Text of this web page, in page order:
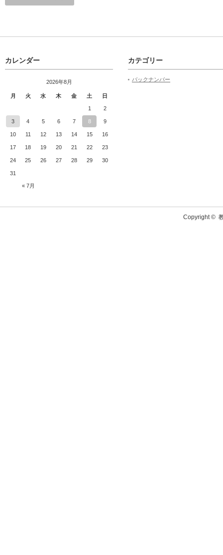
カレンダー
2026年8月
月 火 水 木 金 土 日
« 7月
1 2
3 4 5 6 7 8 9
10 11 12 13 14 15 16
17 18 19 20 21 22 23
24 25 26 27 28 29 30
31
カテゴリー
バックナンバー
Copyright ©